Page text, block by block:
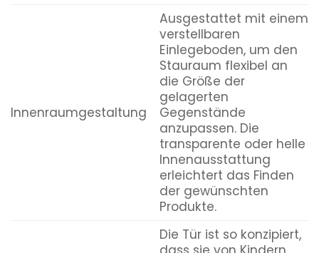
Innenraumgestaltung
Ausgestattet mit einem
verstellbaren
Einlegeboden, um den
Stauraum flexibel an
die Größe der
gelagerten
Gegenstände
anzupassen. Die
transparente oder helle
Innenausstattung
erleichtert das Finden
der gewünschten
Produkte.
Die Tür ist so konzipiert,